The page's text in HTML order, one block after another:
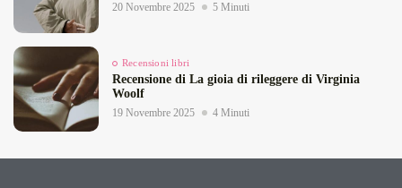
20 Novembre 2025 5 Minuti
Recensioni libri
Recensione di La gioia di rileggere di Virginia
Woolf
19 Novembre 2025 4 Minuti